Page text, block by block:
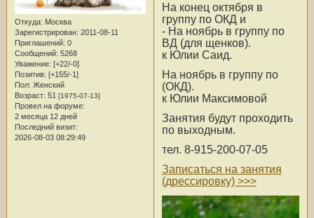
Откуда: Москва
Зарегистрирован: 2011-08-11
Приглашений: 0
Сообщений: 5268
Уважение: [+22/-0]
Позитив: [+155/-1]
Пол: Женский
Возраст: 51 [1975-07-13]
Провел на форуме:
2 месяца 12 дней
Последний визит:
2026-08-03 08:29:49
На конец октября в
группу по ОКД и
- На ноябрь в группу по
ВД (для щенков).
к Юлии Саид.
На ноябрь в группу по
(ОКД).
к Юлии Максимовой
Занятия будут проходить
по выходным.
тел. 8-915-200-07-05
Записаться на занятия
(дрессировку) >>>